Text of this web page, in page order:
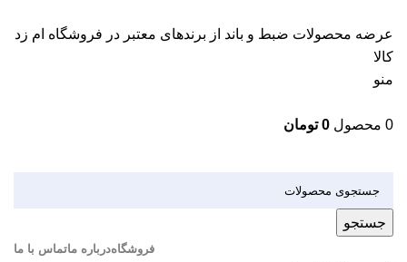
عرضه محصولات ضبط و باند از برندهای معتبر در فروشگاه ام زد
کالا
منو
0 محصول 0 تومان
جستجو
فروشگاهدرباره ماتماس با ما